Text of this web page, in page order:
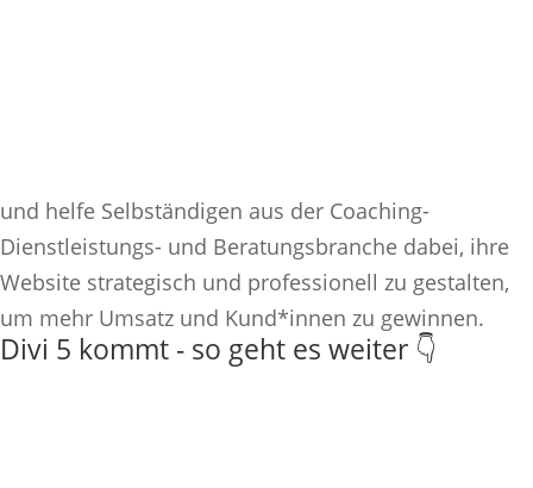
und helfe Selbständigen aus der Coaching-
Dienstleistungs- und Beratungsbranche dabei, ihre
Website strategisch und professionell zu gestalten,
um mehr Umsatz und Kund*innen zu gewinnen.
Divi 5 kommt - so geht es weiter 👇